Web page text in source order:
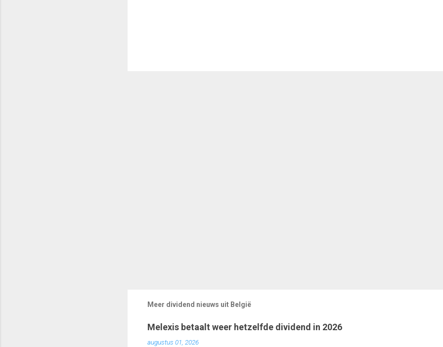
Meer dividend nieuws uit België
Melexis betaalt weer hetzelfde dividend in 2026
augustus 01, 2026